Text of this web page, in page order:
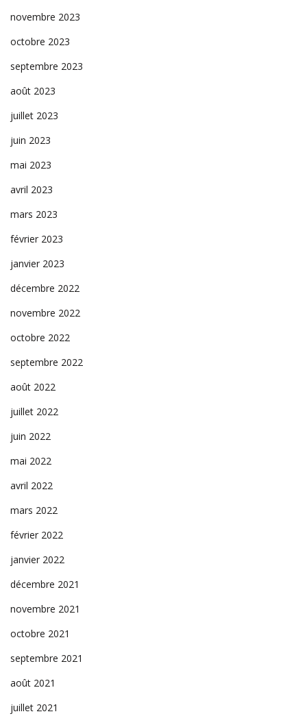
novembre 2023
octobre 2023
septembre 2023
août 2023
juillet 2023
juin 2023
mai 2023
avril 2023
mars 2023
février 2023
janvier 2023
décembre 2022
novembre 2022
octobre 2022
septembre 2022
août 2022
juillet 2022
juin 2022
mai 2022
avril 2022
mars 2022
février 2022
janvier 2022
décembre 2021
novembre 2021
octobre 2021
septembre 2021
août 2021
juillet 2021